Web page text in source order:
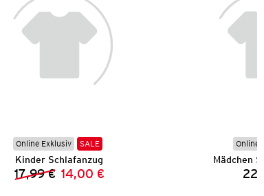
Online Exklusiv SALE
Kinder Schlafanzug
Vorheriger Preis:
17,99 € Neuer Preis:
14,00 €
Online
Mädchen